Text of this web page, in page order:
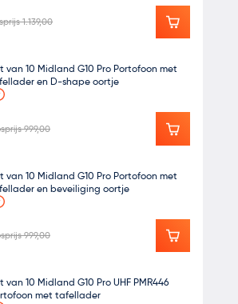
1.139,00
van 10 Midland G10 Pro Portofoon met
en D-shape oortje
999,00
van 10 Midland G10 Pro Portofoon met
en beveiliging oortje
999,00
van 10 Midland G10 Pro UHF PMR446
met tafellader